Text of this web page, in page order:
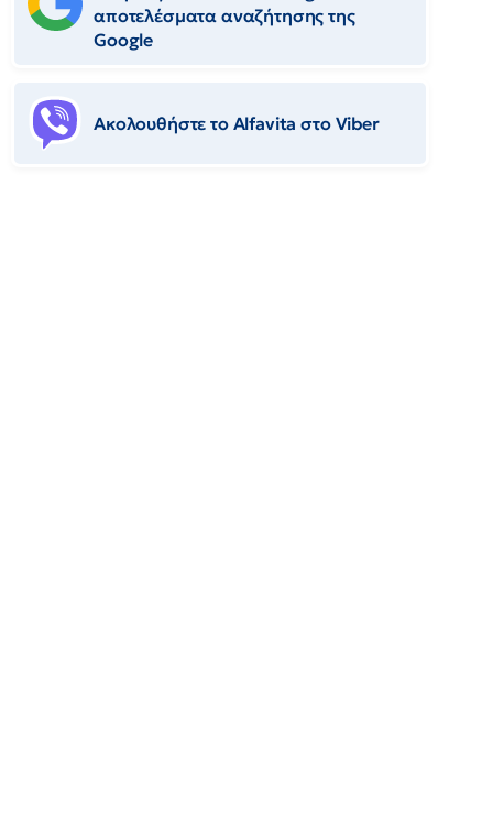
αποτελέσματα αναζήτησης της
Google
Ακολουθήστε το Αlfavita στο Viber